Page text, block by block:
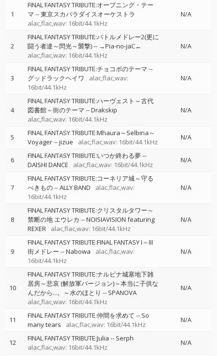
1
FINAL FANTASY TRIBUTE:オープニング・テー
マ --東京スカパラダイスオーケストラ
alac,flac,wav: 16bit/44.1kHz
N/A
2
FINAL FANTASY TRIBUTE:バトルメドレー2(更に
闘う者達～閃光～襲撃)-- →Pia-no-jaC←
alac,flac,wav: 16bit/44.1kHz
N/A
3
FINAL FANTASY TRIBUTE:チョコボのテーマ --
グッドラックヘイワ
alac,flac,wav:
16bit/44.1kHz
N/A
4
FINAL FANTASY TRIBUTE:ハーヴェスト～古代
図書館～街のテーマ --Drakskip
alac,flac,wav: 16bit/44.1kHz
N/A
5
FINAL FANTASY TRIBUTE:Mhaura～Selbina～
Voyager--jizue alac,flac,wav: 16bit/44.1kHz
N/A
6 FINAL FANTASY TRIBUTE:いつか終わる夢--
DAISHI DANCE
alac,flac,wav: 16bit/44.1kHz
N/A
7
FINAL FANTASY TRIBUTE:コーネリア城～守る
べきもの--ALLY BAND
alac,flac,wav:
16bit/44.1kHz
N/A
8
FINAL FANTASY TRIBUTE:クリスタルタワー～
禁断の地 エウレカ --NOISIAVISION featuring
REXER
alac,flac,wav: 16bit/44.1kHz
N/A
9
FINAL FANTASY TRIBUTE:FINAL FANTASY I～III
街メドレー --Nabowa
alac,flac,wav:
16bit/44.1kHz
N/A
10
FINAL FANTASY TRIBUTE:ナルビナ城塞地下雑
居房～悲哀 (解放軍バージョン)～本当に子供な
んだから...。～水のほとり -- SPANOVA
alac,flac,wav: 16bit/44.1kHz
N/A
11 FINAL FANTASY TRIBUTE:仲間を求めて -- So
many tears
alac,flac,wav: 16bit/44.1kHz
N/A
12 FINAL FANTASY TRIBUTE:Julia -- Serph
alac,flac,wav: 16bit/44.1kHz
N/A